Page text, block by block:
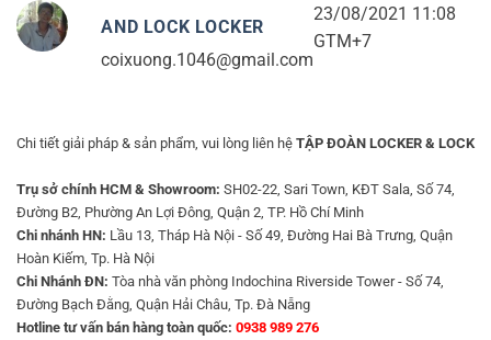
AND LOCK LOCKER
coixuong.1046@gmail.com
23/08/2021 11:08
GTM+7
Chi tiết giải pháp & sản phẩm, vui lòng liên hệ TẬP ĐOÀN LOCKER & LOCK
Trụ sở chính HCM & Showroom: SH02-22, Sari Town, KĐT Sala, Số 74,
Đường B2, Phường An Lợi Đông, Quận 2, TP. Hồ Chí Minh
Chi nhánh HN: Lầu 13, Tháp Hà Nội - Số 49, Đường Hai Bà Trưng, Quận
Hoàn Kiếm, Tp. Hà Nội
Chi Nhánh ĐN: Tòa nhà văn phòng Indochina Riverside Tower - Số 74,
Đường Bạch Đằng, Quận Hải Châu, Tp. Đà Nẵng
Hotline tư vấn bán hàng toàn quốc: 0938 989 276